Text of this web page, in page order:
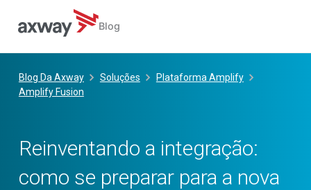
content
Blog
Blog Da Axway Soluções
Plataforma Amplify
Amplify Fusion
Reinventando a integração:
como se preparar para a nova